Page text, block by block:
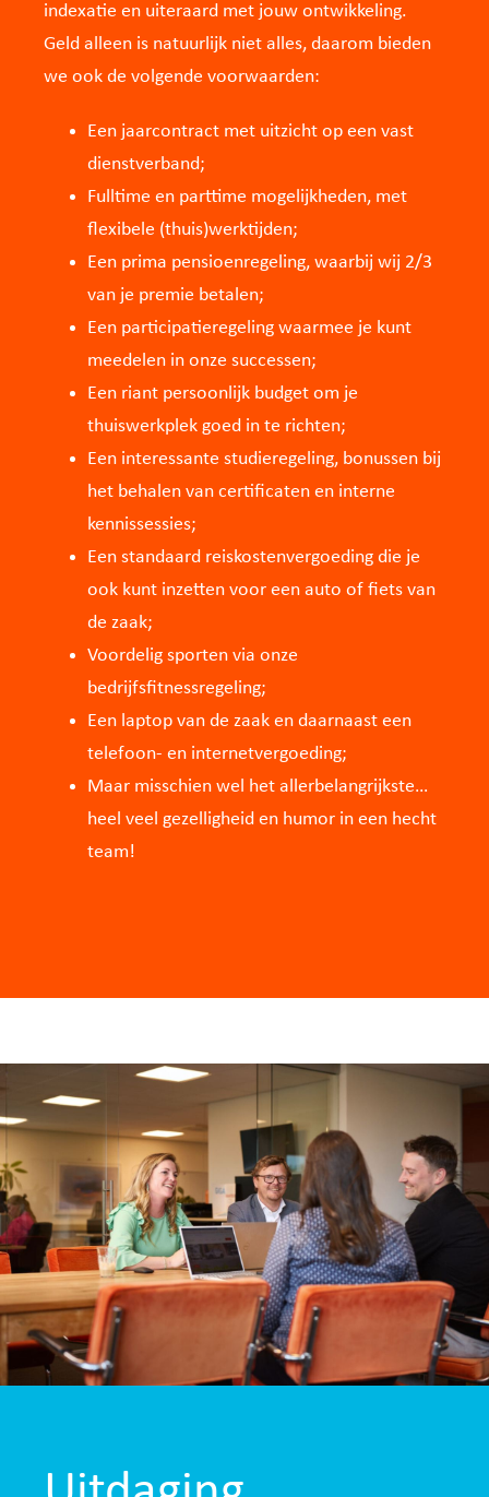
indexatie en uiteraard met jouw ontwikkeling.
Geld alleen is natuurlijk niet alles, daarom bieden
we ook de volgende voorwaarden:
Een jaarcontract met uitzicht op een vast
dienstverband;
Fulltime en parttime mogelijkheden, met
flexibele (thuis)werktijden;
Een prima pensioenregeling, waarbij wij 2/3
van je premie betalen;
Een participatieregeling waarmee je kunt
meedelen in onze successen;
Een riant persoonlijk budget om je
thuiswerkplek goed in te richten;
Een interessante studieregeling, bonussen bij
het behalen van certificaten en interne
kennissessies;
Een standaard reiskostenvergoeding die je
ook kunt inzetten voor een auto of fiets van
de zaak;
Voordelig sporten via onze
bedrijfsfitnessregeling;
Een laptop van de zaak en daarnaast een
telefoon- en internetvergoeding;
Maar misschien wel het allerbelangrijkste…
heel veel gezelligheid en humor in een hecht
team!